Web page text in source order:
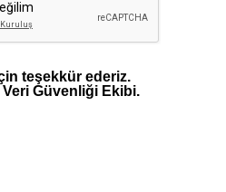
teşekkür ederiz.
Güvenliği Ekibi.